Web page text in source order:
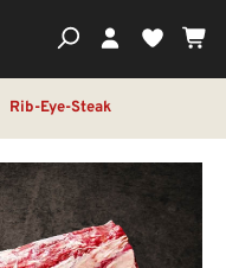
Du
Rib-Eye-Steak